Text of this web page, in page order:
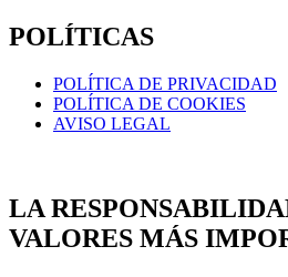
POLÍTICAS
POLÍTICA DE PRIVACIDAD
POLÍTICA DE COOKIES
AVISO LEGAL
LA
VALORES MÁS